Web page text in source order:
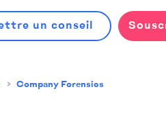
un conseil
Company Forensics